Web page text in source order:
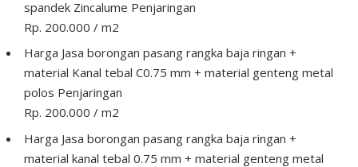
spandek Zincalume Penjaringan
Rp. 200.000 / m2
Harga Jasa borongan pasang rangka baja ringan +
material Kanal tebal C0.75 mm + material genteng metal
polos Penjaringan
Rp. 200.000 / m2
Harga Jasa borongan pasang rangka baja ringan +
material kanal tebal 0.75 mm + material genteng metal